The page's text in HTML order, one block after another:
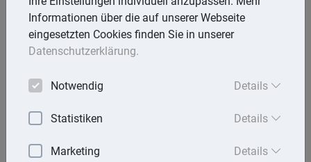
Lexika
Volltext-Suche in den Lexika
Informationen über die auf unserer Webseite
eingesetzten Cookies finden Sie in unserer
Datenschutzerklärung.
Notwendig Details
Statistiken Details
Marketing Details